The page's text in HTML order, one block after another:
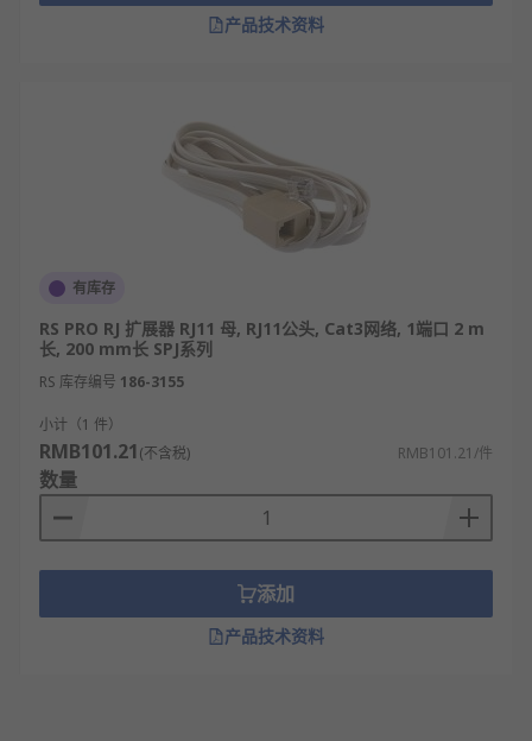
产品技术资料
有库存
RS PRO RJ 扩展器 RJ11 母, RJ11公头, Cat3网络, 1端口 2 m
长, 200 mm长 SPJ系列
RS 库存编号 186-3155
小计（1 件）
RMB101.21(不含税) RMB101.21/件
数量
添加
产品技术资料